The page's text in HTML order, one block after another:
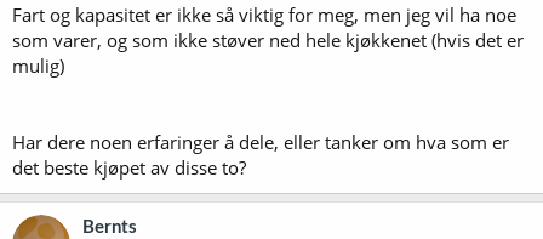
Fart og kapasitet er ikke så viktig for meg, men jeg vil ha noe
som varer, og som ikke støver ned hele kjøkkenet (hvis det er
mulig)
Har dere noen erfaringer å dele, eller tanker om hva som er
det beste kjøpet av disse to?
Bernts